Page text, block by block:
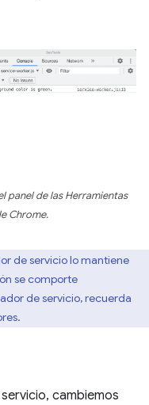
panel de las Herramientas
Chrome.
de servicio lo mantiene
se comporte
de servicio, recuerda
cambiemos